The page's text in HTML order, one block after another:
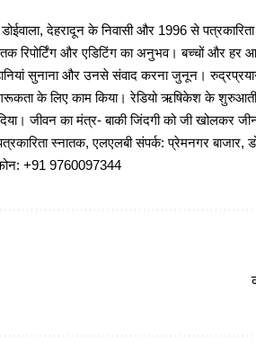
देहरादून के निवासी और 1996 से
तक रिपोर्टिंग और एडिटिंग का अनुभव। बच्चों और
सुनाना और उनसे संवाद करना जुनून।
के लिए काम किया। रेडियो ऋषिकेश के
जीवन का मंत्र- बाकी जिंदगी को जी खोलकर
स्नातक, एलएलबी संपर्क: प्रेमनगर बाजार,
+91 9760097344